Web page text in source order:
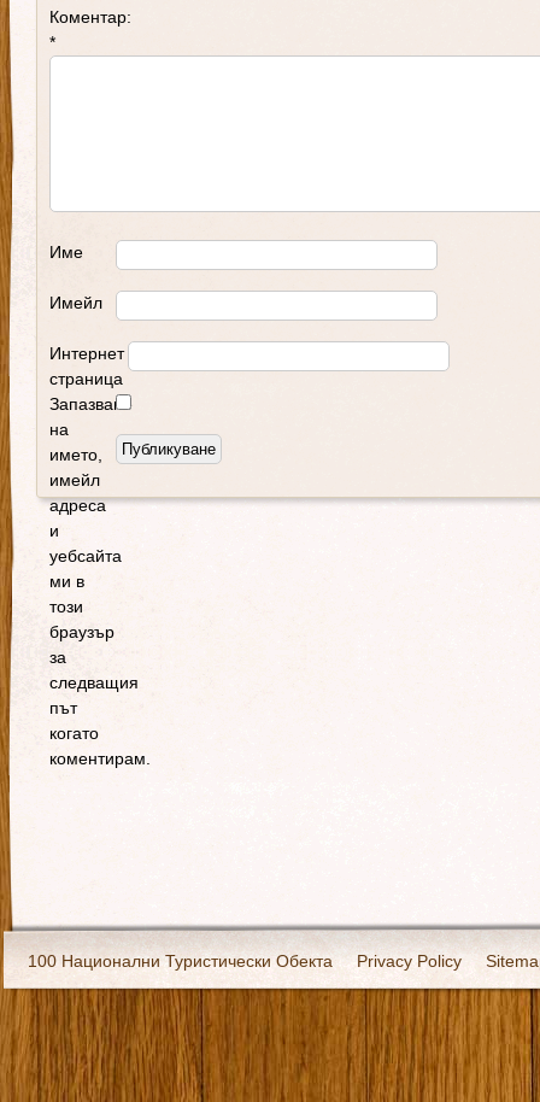
Коментар:
*
Име
Имейл
Интернет
страница
Запазване
на
името,
имейл
адреса
и
уебсайта
ми в
този
браузър
за
следващия
път
когато
коментирам.
100 Национални Туристически Обекта Privacy Policy
Екипировка За нас Имало едно време Кивоторият.
Ковчега със светите мощи на Свети Григорий Каллидис